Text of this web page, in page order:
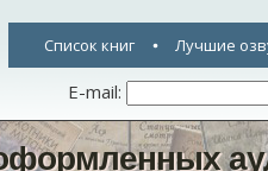
Список книг Лучшие
E-mail: